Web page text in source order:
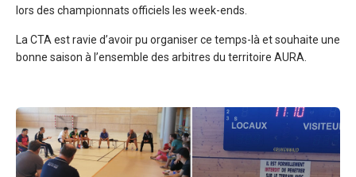
lors des championnats officiels les week-ends.
La CTA est ravie d’avoir pu organiser ce temps-là et souhaite une
bonne saison à l’ensemble des arbitres du territoire AURA.